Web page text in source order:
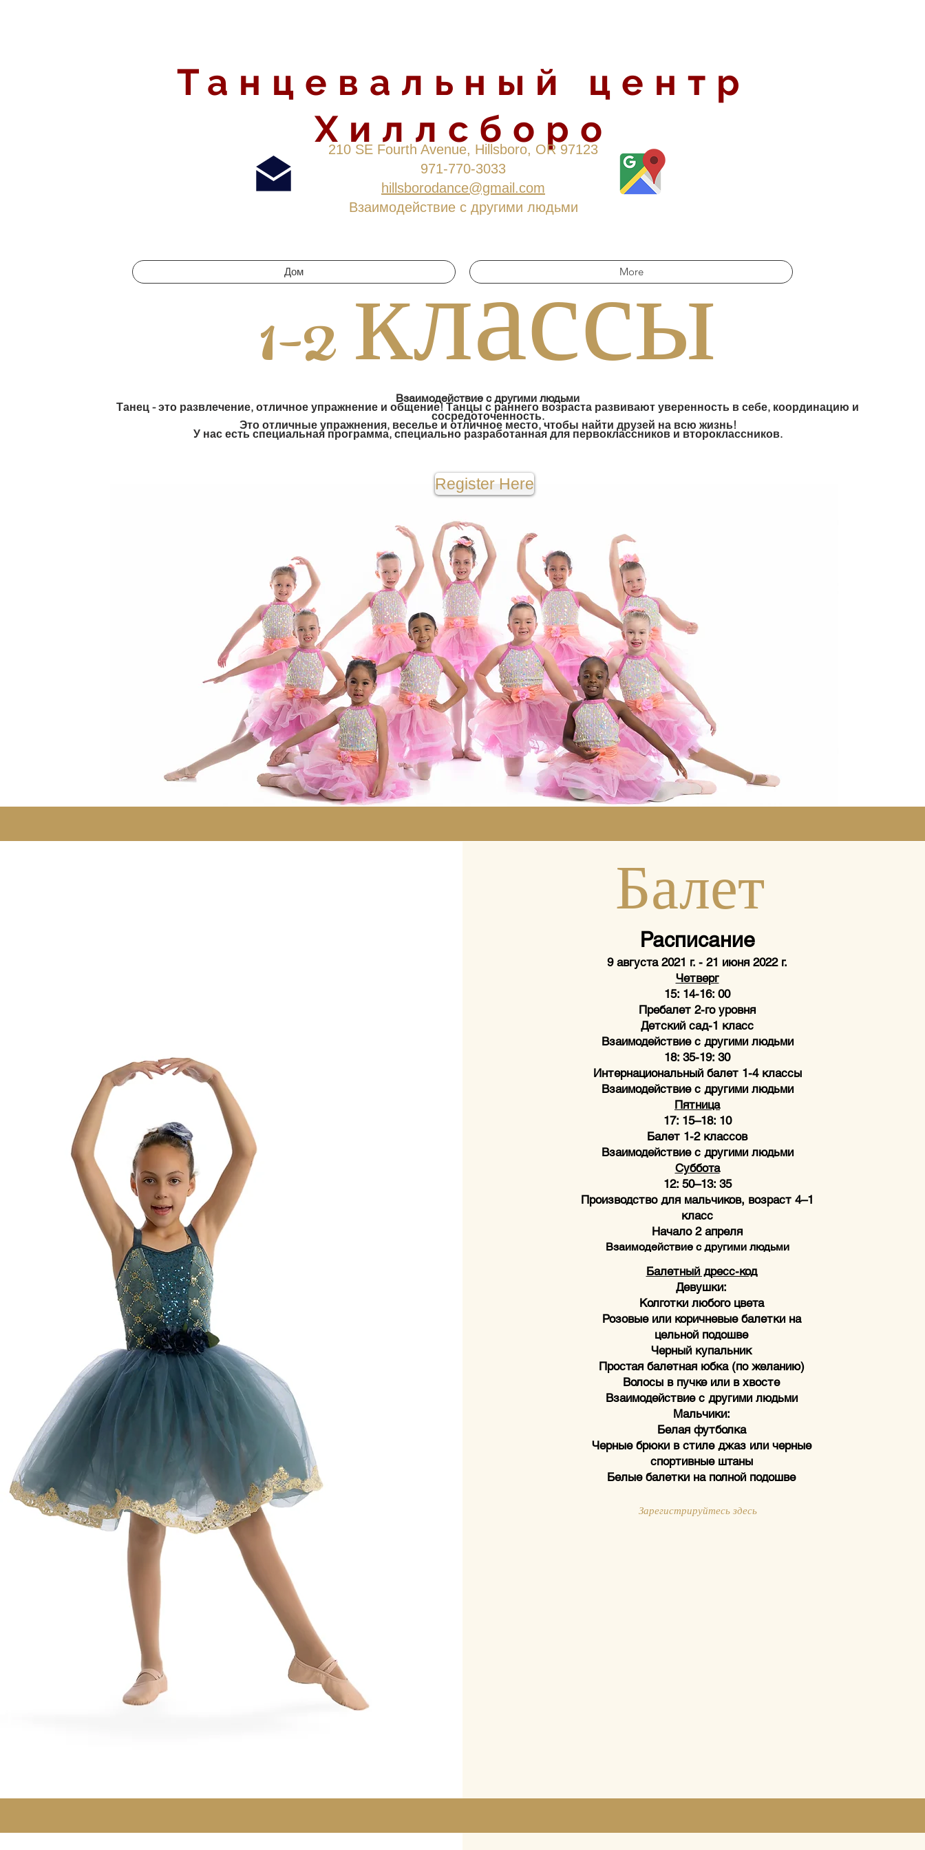
Танцевальный центр
Хиллсборо
210 SE Fourth Avenue, Hillsboro, OR 97123
971-770-3033
hillsborodance@gmail.com
Взаимодействие с другими людьми
Дом More
1-2 классы
Взаимодействие с другими людьми
Танец - это развлечение, отличное упражнение и общение! Танцы с раннего возраста развивают уверенность в себе, координацию и
сосредоточенность.
Это отличные упражнения, веселье и отличное место, чтобы найти друзей на всю жизнь!
У нас есть специальная программа, специально разработанная для первоклассников и второклассников.
Register Here
Балет
Расписание
9 августа 2021 г. - 21 июня 2022 г.
Четверг
15: 14-16: 00
Пребалет 2-го уровня
Детский сад-1 класс
Взаимодействие с другими людьми
18: 35-19: 30
Интернациональный балет 1-4 классы
Взаимодействие с другими людьми
Пятница
17: 15–18: 10
Балет 1-2 классов
Взаимодействие с другими людьми
Суббота
12: 50–13: 35
Производство для мальчиков, возраст 4–1
класс
Начало 2 апреля
Взаимодействие с другими людьми
Балетный дресс-код
Девушки:
Колготки любого цвета
Розовые или коричневые балетки на
цельной подошве
Черный купальник
Простая балетная юбка (по желанию)
Волосы в пучке или в хвосте
Взаимодействие с другими людьми
Мальчики:
Белая футболка
Черные брюки в стиле джаз или черные
спортивные штаны
Белые балетки на полной подошве
Зарегистрируйтесь здесь